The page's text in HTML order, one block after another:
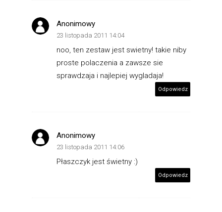
Anonimowy
23 listopada 2011 14:04
noo, ten zestaw jest swietny! takie niby
proste polaczenia a zawsze sie
sprawdzaja i najlepiej wygladaja!
Odpowiedz
Anonimowy
23 listopada 2011 14:06
Płaszczyk jest świetny :)
Odpowiedz